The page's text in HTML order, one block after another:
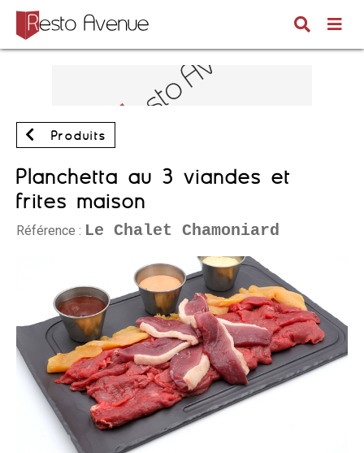
Produits
Planchetta au 3 viandes et
frites maison
Référence : Le Chalet Chamoniard